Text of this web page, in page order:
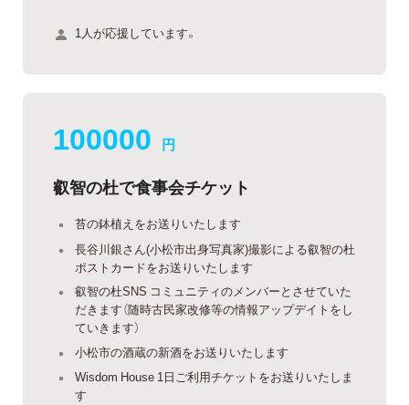
1人が応援しています。
100000 円
叡智の杜で食事会チケット
苔の鉢植えをお送りいたします
長谷川銀さん(小松市出身写真家)撮影による叡智の杜
ポストカードをお送りいたします
叡智の杜SNS コミュニティのメンバーとさせていた
だきます（随時古民家改修等の情報アップデイトをし
ていきます）
小松市の酒蔵の新酒をお送りいたします
Wisdom House 1日ご利用チケットをお送りいたしま
す